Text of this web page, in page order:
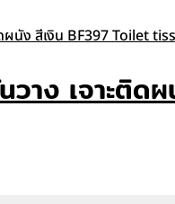
าง เจาะติ